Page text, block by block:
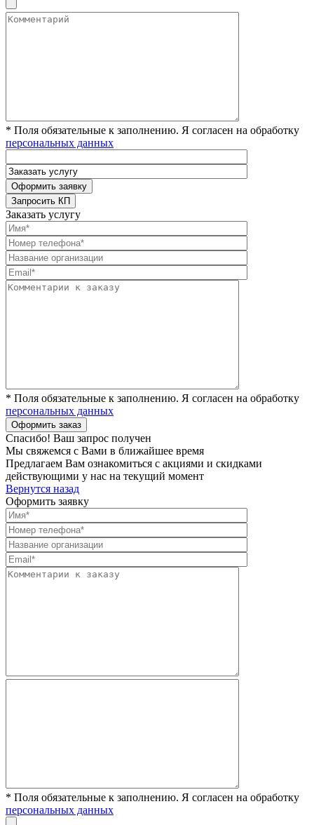
* Поля обязательные к заполнению. Я согласен на обработку
персональных данных
Заказать услугу
* Поля обязательные к заполнению. Я согласен на обработку
персональных данных
Спасибо! Ваш запрос получен
Мы свяжемся с Вами в ближайшее время
Предлагаем Вам ознакомиться с акциями и скидками
действующими у нас на текущий момент
Вернутся назад
Оформить заявку
* Поля обязательные к заполнению. Я согласен на обработку
персональных данных